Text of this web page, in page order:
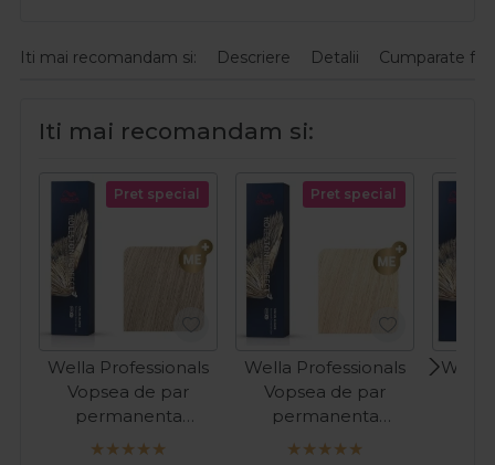
Iti mai recomandam si: Descriere Detalii Cumparate
Iti mai recomandam si:
Pret special
Wella Professionals
Vopsea de par
permanenta
Koleston Perfect
Pret special
Wella Professionals
Vopsea de par
permanenta
Koleston Perfect
Wella